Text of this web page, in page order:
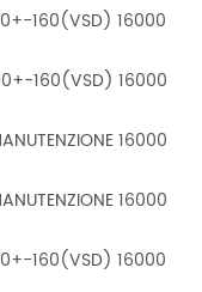
160(VSD) 16000
160(VSD) 16000
16000
16000
160(VSD) 16000